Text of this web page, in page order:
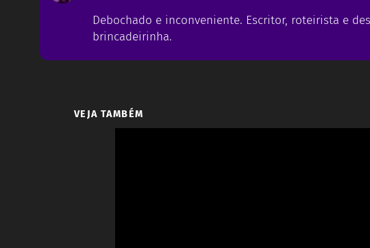
Debochado e inconveniente. Escritor, roteirista e
brincadeirinha.
VEJA TAMBÉM